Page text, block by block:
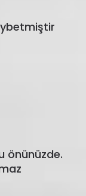
önünüzde.